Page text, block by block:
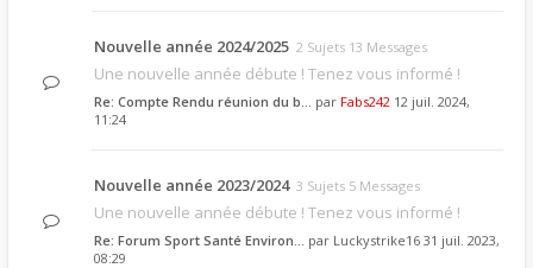
Nouvelle année 2024/2025 2 Sujets 13 Messages
Une nouvelle année débute ! Tenez vous informé !
Re: Compte Rendu réunion du b… par Fabs242 12 juil. 2024,
11:24
Nouvelle année 2023/2024 3 Sujets 5 Messages
Une nouvelle année débute ! Tenez vous informé !
Re: Forum Sport Santé Environ… par Luckystrike16 31 juil. 2023,
08:29